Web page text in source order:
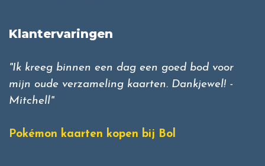
Klantervaringen
"Ik kreeg binnen een dag een goed bod voor
mijn oude verzameling kaarten. Dankjewel! -
Mitchell"
Pokémon kaarten kopen bij Bol